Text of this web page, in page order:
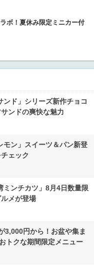
ボ！夏休み限定ミニカー付
ンド」シリーズ新作チョコ
ンドの爽快な魅力
モン」スイーツ＆パン新登
ェック
ミンチカツ」8月4日数量限
メが登場
3,000円から！お盆や集ま
トクな期間限定メニュー